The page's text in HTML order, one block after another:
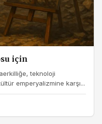
için
teknoloji
emperyalizmine karşı...